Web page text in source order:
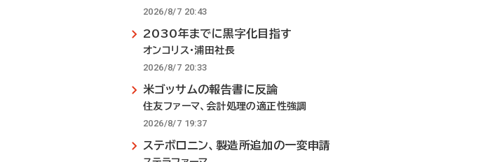
2026/8/7 20:43
2030年までに黒字化目指す
オンコリス・浦田社長
2026/8/7 20:33
米ゴッサムの報告書に反論
住友ファーマ、会計処理の適正性強調
2026/8/7 19:37
ステボロニン、製造所追加の一変申請